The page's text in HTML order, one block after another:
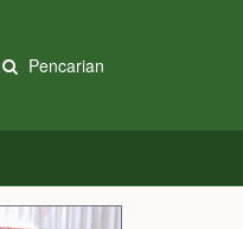
Pencarian